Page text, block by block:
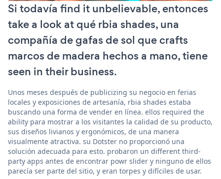
Si todavía find it unbelievable, entonces
take a look at qué rbia shades, una
compañía de gafas de sol que crafts
marcos de madera hechos a mano, tiene
seen in their business.
Unos meses después de publicizing su negocio en ferias
locales y exposiciones de artesanía, rbia shades estaba
buscando una forma de vender en línea. ellos required the
ability para mostrar a los visitantes la calidad de su producto,
sus diseños livianos y ergonómicos, de una manera
visualmente atractiva. su Dotster no proporcionó una
solución adecuada para esto. probaron un different third-
party apps antes de encontrar powr slider y ninguno de ellos
parecía ser parte del sitio, y eran torpes y difíciles de usar.